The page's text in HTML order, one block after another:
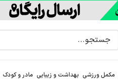
مکمل ورزشی بهداشت و زیبایی مادر و کودک